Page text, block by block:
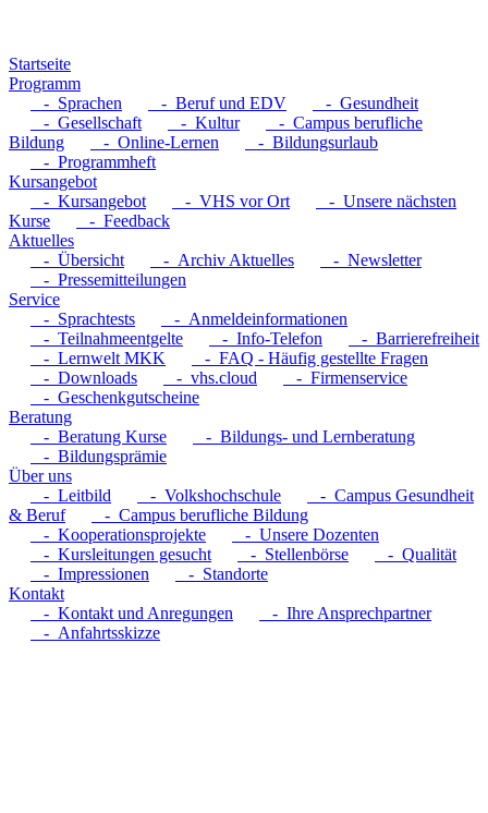
Startseite
Programm
- Sprachen
- Beruf und EDV
- Gesundheit
- Gesellschaft
- Kultur
- Campus berufliche
Bildung
- Online-Lernen
- Bildungsurlaub
- Programmheft
Kursangebot
- Kursangebot
- VHS vor Ort
- Unsere nächsten
Kurse
- Feedback
Aktuelles
- Übersicht
- Archiv Aktuelles
- Newsletter
- Pressemitteilungen
Service
- Sprachtests
- Anmeldeinformationen
- Teilnahmeentgelte
- Info-Telefon
- Barrierefreiheit
- Lernwelt MKK
- FAQ - Häufig gestellte Fragen
- Downloads
- vhs.cloud
- Firmenservice
- Geschenkgutscheine
Beratung
- Beratung Kurse
- Bildungs- und Lernberatung
- Bildungsprämie
Über uns
- Leitbild
- Volkshochschule
- Campus Gesundheit
& Beruf
- Campus berufliche Bildung
- Kooperationsprojekte
- Unsere Dozenten
- Kursleitungen gesucht
- Stellenbörse
- Qualität
- Impressionen
- Standorte
Kontakt
- Kontakt und Anregungen
- Ihre Ansprechpartner
- Anfahrtsskizze